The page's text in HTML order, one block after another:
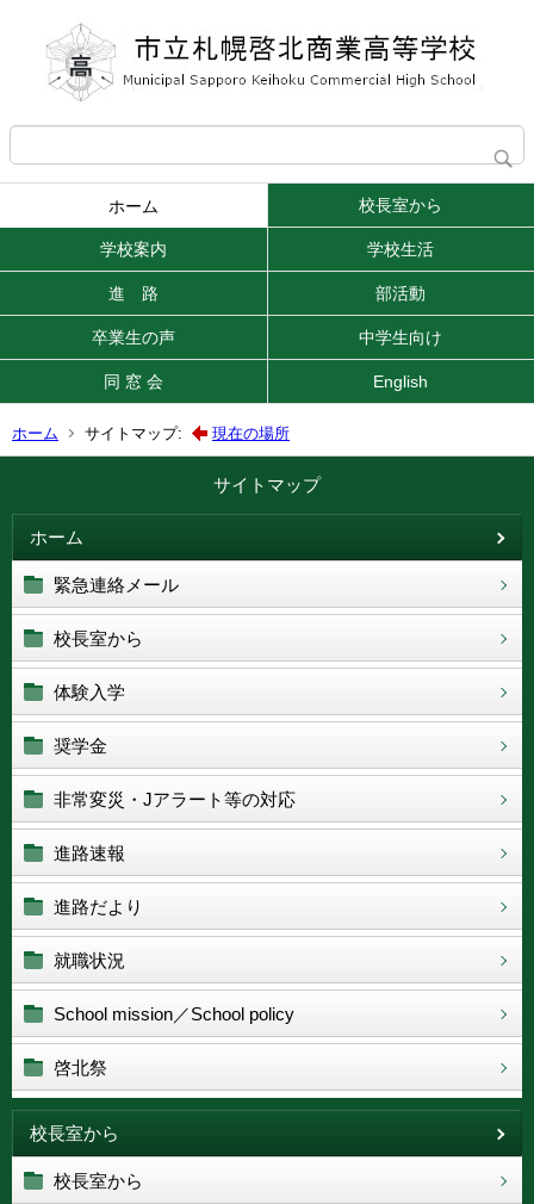
ホーム 校長室から
学校案内 学校生活
進 路 部活動
卒業生の声 中学生向け
同 窓 会 English
ホーム サイトマップ: 現在の場所
サイトマップ
ホーム
緊急連絡メール
校長室から
体験入学
奨学金
非常変災・Jアラート等の対応
進路速報
進路だより
就職状況
School mission／School policy
啓北祭
校長室から
校長室から